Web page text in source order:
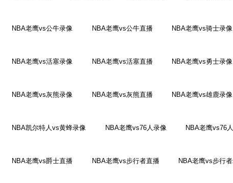
NBA老鹰vs公牛录像 NBA老鹰vs公牛直播 NBA老鹰vs骑士录像
NBA老鹰vs活塞录像 NBA老鹰vs活塞直播 NBA老鹰vs勇士录像
NBA老鹰vs灰熊录像 NBA老鹰vs灰熊直播 NBA老鹰vs雄鹿录像
NBA凯尔特人vs黄蜂录像 NBA老鹰vs76人录像 NBA老鹰vs76
NBA老鹰vs爵士直播 NBA老鹰vs步行者直播 NBA老鹰vs步行